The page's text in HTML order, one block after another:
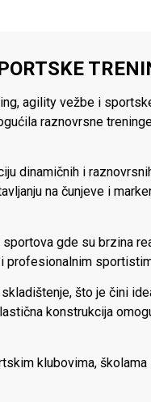
agility vežbe i
raznovrsne
dinamičnih i
na čunjeve i
gde su brzina
profesionalnim
što je čini
konstrukcija
klubovima,